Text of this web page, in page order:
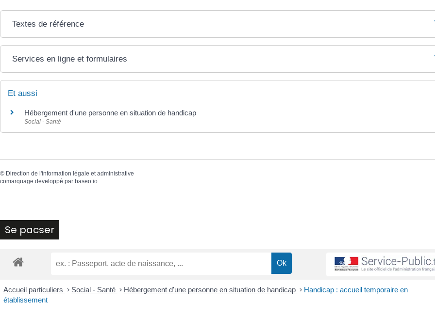
Textes de référence
Services en ligne et formulaires
Et aussi
Hébergement d'une personne en situation de handicap
Social - Santé
© Direction de l'information légale et administrative
comarquage developpé par baseo.io
Se pacser
Accueil particuliers > Social - Santé > Hébergement d'une personne en situation de handicap > Handicap : accueil temporaire en
établissement